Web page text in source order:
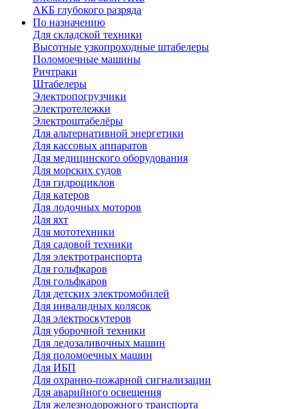
АКБ глубокого разряда
По назначению
Для складской техники
Высотные узкопроходные штабелеры
Поломоечные машины
Ричтраки
Штабелеры
Электропогрузчики
Электротележки
Электроштабелёры
Для альтернативной энергетики
Для кассовых аппаратов
Для медицинского оборудования
Для морских судов
Для гидроциклов
Для катеров
Для лодочных моторов
Для яхт
Для мототехники
Для садовой техники
Для электротранспорта
Для гольфкаров
Для гольфкаров
Для детских электромобилей
Для инвалидных колясок
Для электроскутеров
Для уборочной техники
Для ледозаливочных машин
Для поломоечных машин
Для ИБП
Для охранно-пожарной сигнализации
Для аварийного освещения
Для железнодорожного транспорта